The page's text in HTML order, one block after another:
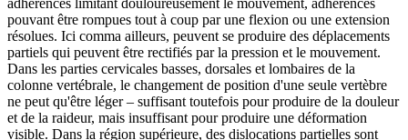
pouvant être rompues tout à coup par une flexion ou une extension
résolues. Ici comma ailleurs, peuvent se produire des déplacements
partiels qui peuvent être rectifiés par la pression et le mouvement.
Dans les parties cervicales basses, dorsales et lombaires de la
colonne vertébrale, le changement de position d'une seule vertèbre
ne peut qu'être léger – suffisant toutefois pour produire de la douleur
et de la raideur, mais insuffisant pour produire une déformation
visible. Dans la région supérieure, des dislocations partielles sont